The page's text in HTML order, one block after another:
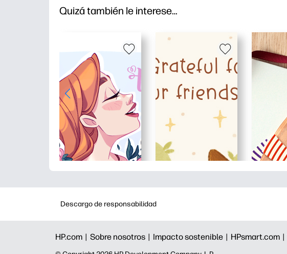
Quizá también le interese…
Descargo de responsabilidad
HP.com | Sobre nosotros | Impacto sostenible | HPsmart.com |